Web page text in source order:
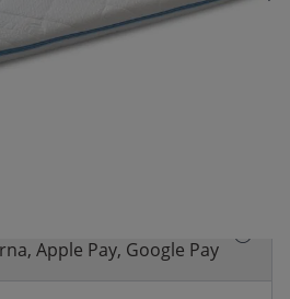
et flexible
Apple Pay, Google Pay